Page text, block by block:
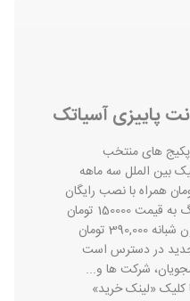
نت پاییزی آسیاتک
پکیج های منتخب
شرکت ها و...
کلیک «لینک خرید»